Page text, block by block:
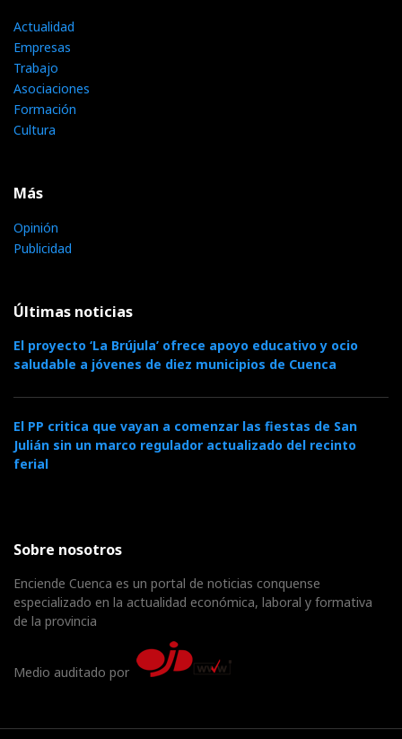
Actualidad
Empresas
Trabajo
Asociaciones
Formación
Cultura
Más
Opinión
Publicidad
Últimas noticias
El proyecto ‘La Brújula’ ofrece apoyo educativo y ocio
saludable a jóvenes de diez municipios de Cuenca
El PP critica que vayan a comenzar las fiestas de San
Julián sin un marco regulador actualizado del recinto
ferial
Sobre nosotros
Enciende Cuenca es un portal de noticias conquense
especializado en la actualidad económica, laboral y formativa
de la provincia
Medio auditado por